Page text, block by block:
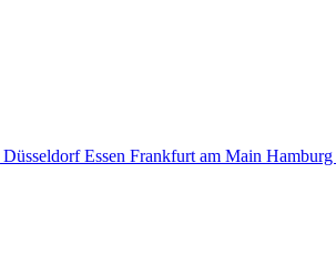
DüsseldorfEssen Frankfurt am Main Hamburg